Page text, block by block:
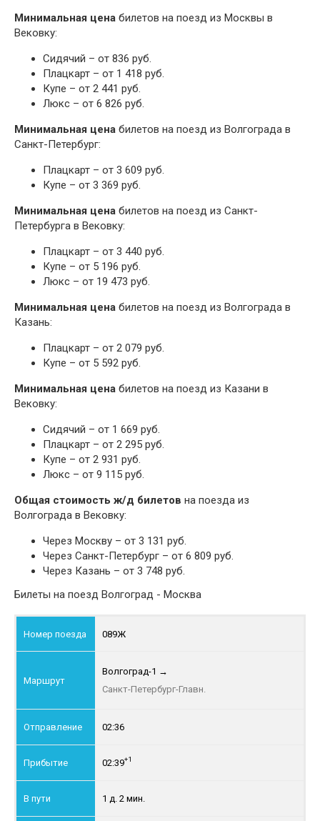
Минимальная цена билетов на поезд из Москвы в
Вековку:
Сидячий – от 836 руб.
Плацкарт – от 1 418 руб.
Купе – от 2 441 руб.
Люкс – от 6 826 руб.
Минимальная цена билетов на поезд из Волгограда в
Санкт-Петербург:
Плацкарт – от 3 609 руб.
Купе – от 3 369 руб.
Минимальная цена билетов на поезд из Санкт-
Петербурга в Вековку:
Плацкарт – от 3 440 руб.
Купе – от 5 196 руб.
Люкс – от 19 473 руб.
Минимальная цена билетов на поезд из Волгограда в
Казань:
Плацкарт – от 2 079 руб.
Купе – от 5 592 руб.
Минимальная цена билетов на поезд из Казани в
Вековку:
Сидячий – от 1 669 руб.
Плацкарт – от 2 295 руб.
Купе – от 2 931 руб.
Люкс – от 9 115 руб.
Общая стоимость ж/д билетов на поезда из
Волгограда в Вековку:
Через Москву – от 3 131 руб.
Через Санкт-Петербург – от 6 809 руб.
Через Казань – от 3 748 руб.
Билеты на поезд Волгоград - Москва
089Ж
Волгоград-1 →
Санкт-Петербург-Главн.
02:36
02:39+1
1 д. 2 мин.